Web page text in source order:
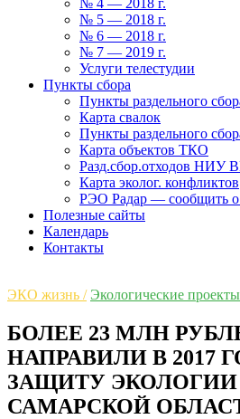
№ 4 — 2018 г.
№ 5 — 2018 г.
№ 6 — 2018 г.
№ 7 — 2019 г.
Услуги телестудии
Пункты сбора
Пункты раздельного
Карта свалок
Пункты раздельного
Карта объектов ТКО
Разд.сбор.отходов НИУ
Карта эколог. конфликтов
РЭО Радар — сообщить о
Полезные сайты
Календарь
Контакты
ЭКО жизнь / Экологические
БОЛЕЕ 23 МЛН
НАПРАВИЛИ В 2017
ЗАЩИТУ
САМАРСКОЙ